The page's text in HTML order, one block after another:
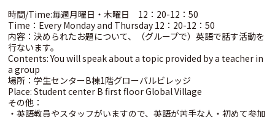
時間/Time:毎週月曜日・木曜日 12：20-12：50
Time：Every Monday and Thursday 12：20-12：50
内容：決められたお題について、（グループで）英語で話す活動を
行ないます。
Contents: You will speak about a topic provided by a teacher in
a group
場所：学生センターB棟1階グローバルビレッジ
Place: Student center B first floor Global Village
その他：
・英語教員やスタッフがいますので、英語が苦手な人・初めて参加